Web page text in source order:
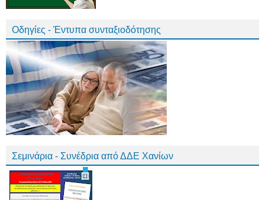
Οδηγίες - Έντυπα συνταξιοδότησης
Σεμινάρια - Συνέδρια από ΔΔΕ Χανίων